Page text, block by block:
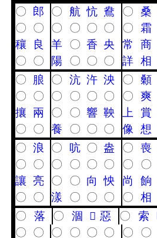
〇 郎 〇 航 忼 鴦 〇 桑
〇
〇 〇 〇 〇 〇 〇 霜
穰
良 羊 〇 香 央 常 商
〇
〇 陽 〇 〇 〇 詳 相
〇
朖 〇 沆 汻 泱 〇 顙
〇
〇 〇 〇 〇 〇 〇 爽
攘
兩 〇 〇 響 鞅 上 賞
〇
〇 養 〇 〇 〇 像 想
〇 浪 〇 吭 〇 盎 〇 喪
〇
〇 〇 〇 〇 〇 〇 〇
讓 亮 〇 〇 向 怏 尚 餉
〇
〇 漾 〇 〇 〇 〇 相
〇
落 〇 涸 𦞦 惡 〇 索
〇
〇 〇 〇 〇 〇 〇 〇